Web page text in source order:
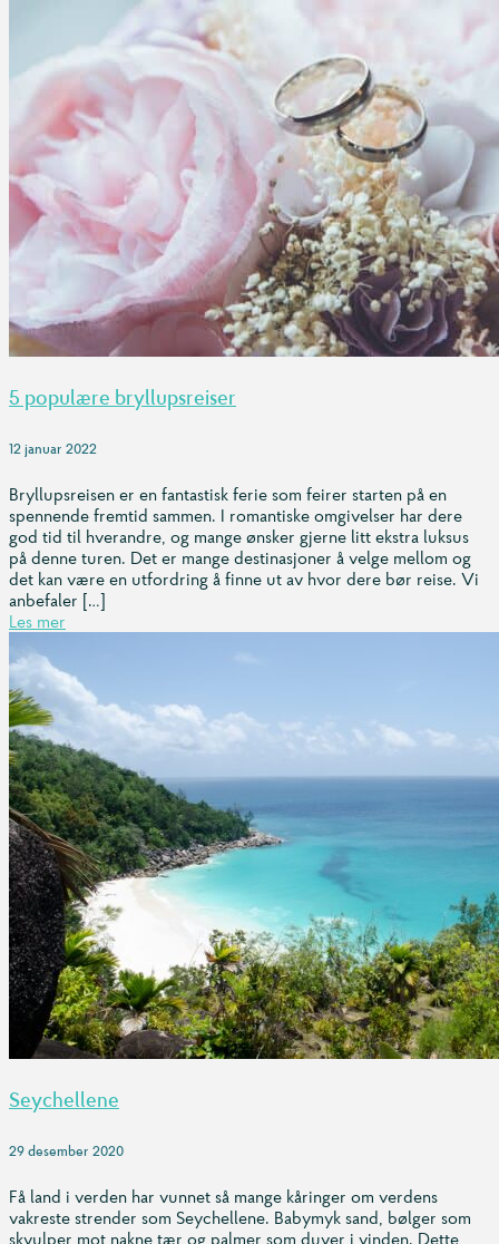
5 populære bryllupsreiser
12 januar 2022
Bryllupsreisen er en fantastisk ferie som feirer starten på en
spennende fremtid sammen. I romantiske omgivelser har dere
god tid til hverandre, og mange ønsker gjerne litt ekstra luksus
på denne turen. Det er mange destinasjoner å velge mellom og
det kan være en utfordring å finne ut av hvor dere bør reise. Vi
anbefaler […]
Les mer
Seychellene
29 desember 2020
Få land i verden har vunnet så mange kåringer om verdens
vakreste strender som Seychellene. Babymyk sand, bølger som
skvulper mot nakne tær og palmer som duver i vinden. Dette